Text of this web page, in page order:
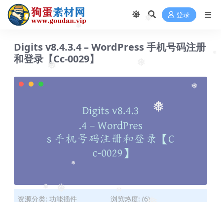
❅
❅ ❅
❅
❅
登录
Digits v8.4.3.4 – WordPress 手机号码注册
和登录【Cc-0029】
资源分类: 功能插件 浏览热度: (6)